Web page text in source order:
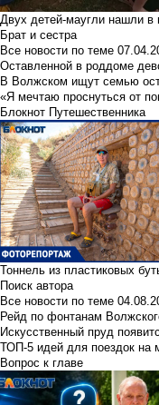
Двух детей-маугли нашли в
Брат и сестра
Все новости по теме
Оставленной в роддоме
В Волжском ищут семью
«Я мечтаю проснуться от
Блокнот Путешественника
Тоннель из пластиковых
Поиск автора
Все новости по теме
Рейд по фонтанам
Искусственный пруд
ТОП-5 идей для поездок на
Вопрос к главе